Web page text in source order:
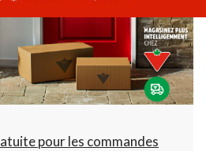
Fermeture
à
22:00
cliquer
pour
changer
pour les commandes